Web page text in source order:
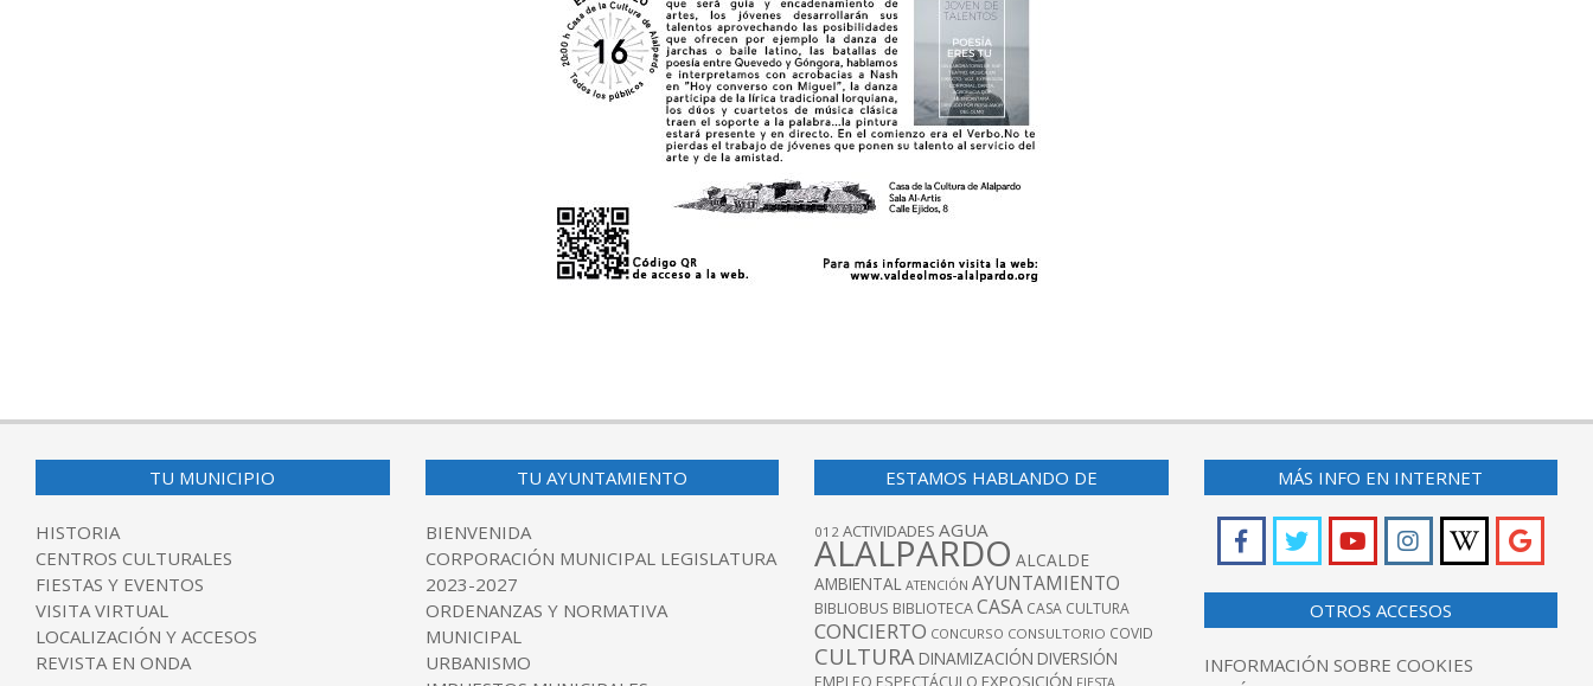
09-
TU MUNICIPIO
HISTORIA
CENTROS CULTURALES
FIESTAS Y EVENTOS
VISITA VIRTUAL
LOCALIZACIÓN Y ACCESOS
REVISTA EN ONDA
TU AYUNTAMIENTO
BIENVENIDA
CORPORACIÓN MUNICIPAL LEGISLATURA
2023-2027
ORDENANZAS Y NORMATIVA
MUNICIPAL
URBANISMO
ESTAMOS HABLANDO DE
012 ACTIVIDADES AGUA
ALALPARDO ALCALDE
AMBIENTAL ATENCIÓN AYUNTAMIENTO
BIBLIOBUS BIBLIOTECACASA CASA CULTURA
CONCIERTO CONCURSO CONSULTORIO COVID
CULTURA DINAMIZACIÓN DIVERSIÓN
EMPLEO ESPECTÁCULO EXPOSICIÓN FIESTA
MÁS INFO EN INTERNET
OTROS ACCESOS
INFORMACIÓN SOBRE COOKIES